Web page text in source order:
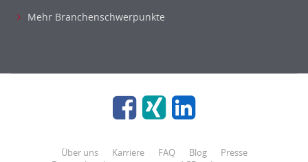
Mehr Branchenschwerpunkte
Über uns Karriere FAQ Blog
Presse